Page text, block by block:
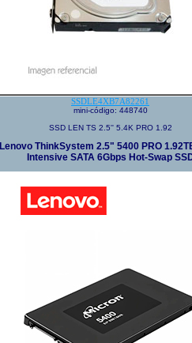
SSDLE4XB7A82261
mini-código: 448740
SSD LEN TS 2.5'' 5.4K PRO 1.92
Lenovo ThinkSystem 2.5" 5400 PRO
Intensive SATA 6Gbps Hot-Swap